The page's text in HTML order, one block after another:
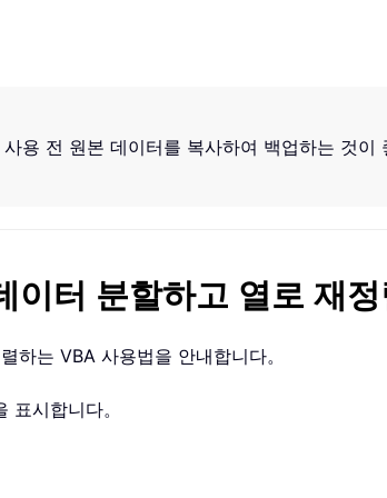
용 전 원본 데이터를 복사하여 백업하는 것이
터 분할하고 열로 재
하는 VBA 사용법을 안내합니다。
표시합니다。